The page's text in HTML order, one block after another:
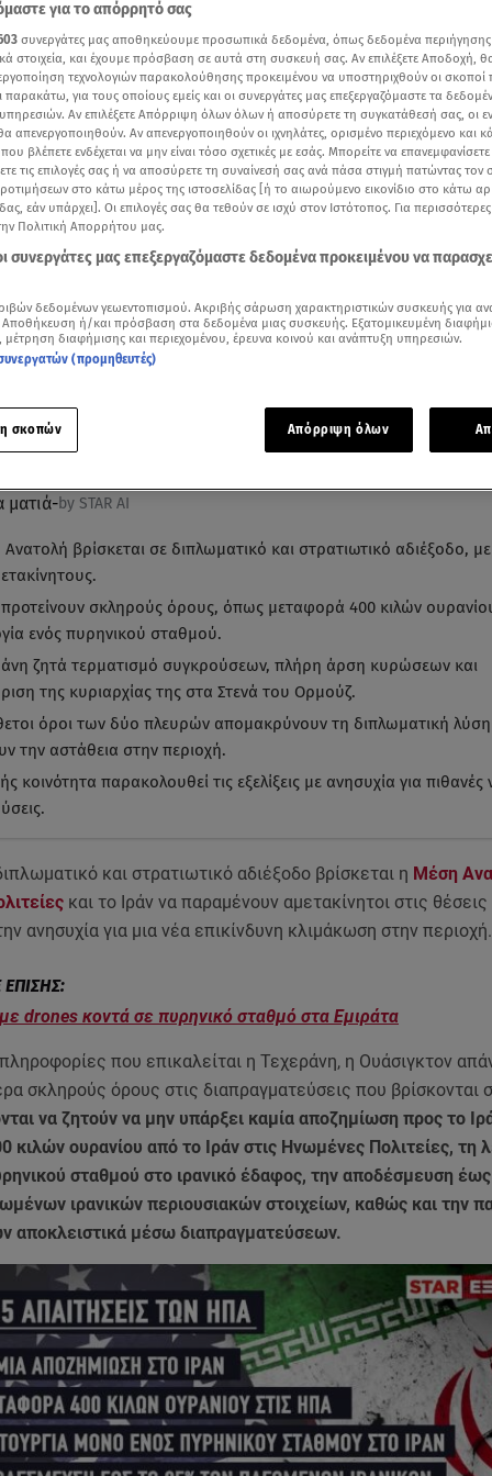
δελτίο του Star 17/5
Δείτε περισσότερα άρθρα μας στα αποτελέσματα αναζήτησης
το άρθρο
ματιά-by STAR AI
βρίσκεται σε διπλωματικό και στρατιωτικό αδιέξοδο,
σκληρούς όρους, όπως μεταφορά 400 κιλών
ενός πυρηνικού σταθμού.
ζητά τερματισμό συγκρούσεων, πλήρη άρση κυρώσεων και
της κυριαρχίας της στα Στενά του Ορμούζ.
όροι των δύο πλευρών απομακρύνουν τη διπλωματική λύση
την αστάθεια στην περιοχή.
κοινότητα παρακολουθεί τις εξελίξεις με ανησυχία για πιθανές
και στρατιωτικό αδιέξοδο βρίσκεται η Μέση
και το Ιράν να παραμένουν αμετακίνητοι στις
ανησυχία για μια νέα επικίνδυνη κλιμάκωση στην περιοχή.
drones κοντά σε πυρηνικό σταθμό στα Εμιράτα
που επικαλείται η Τεχεράνη, η Ουάσιγκτον
σκληρούς όρους στις διαπραγματεύσεις που βρίσκονται
να ζητούν να μην υπάρξει καμία αποζημίωση προς το
κιλών ουρανίου από το Ιράν στις Ηνωμένες Πολιτείες, τη
σταθμού στο ιρανικό έδαφος, την αποδέσμευση έως
ιρανικών περιουσιακών στοιχείων, καθώς και την
αποκλειστικά μέσω διαπραγματεύσεων.
για το απόρρητό σας
συνεργάτες μας αποθηκεύουμε προσωπικά δεδομένα, όπως δεδομένα
στοιχεία, και έχουμε πρόσβαση σε αυτά στη συσκευή σας. Αν επιλέξετε Αποδοχή,
τεχνολογιών παρακολούθησης προκειμένου να υποστηριχθούν οι σκοποί
παρακάτω, για τους οποίους εμείς και οι συνεργάτες μας επεξεργαζόμαστε τα
Αν επιλέξετε Απόρριψη όλων όλων ή αποσύρετε τη συγκατάθεσή σας, οι
απενεργοποιηθούν. Αν απενεργοποιηθούν οι ιχνηλάτες, ορισμένο περιεχόμενο και
βλέπετε ενδέχεται να μην είναι τόσο σχετικές με εσάς. Μπορείτε να
τις επιλογές σας ή να αποσύρετε τη συναίνεσή σας ανά πάσα στιγμή πατώντας τον
στο κάτω μέρος της ιστοσελίδας [ή το αιωρούμενο εικονίδιο στο κάτω
εάν υπάρχει]. Οι επιλογές σας θα τεθούν σε ισχύ στον Ιστότοπος. Για
Πολιτική Απορρήτου μας.
συνεργάτες μας επεξεργαζόμαστε δεδομένα προκειμένου να
δεδομένων γεωεντοπισμού. Ακριβής σάρωση χαρακτηριστικών συσκευής για
Αποθήκευση ή/και πρόσβαση στα δεδομένα μιας συσκευής. Εξατομικευμένη
μέτρηση διαφήμισης και περιεχομένου, έρευνα κοινού και ανάπτυξη υπηρεσιών.
(προμηθευτές)
σκοπών Απόρριψη όλων